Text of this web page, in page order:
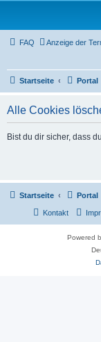
FAQ Anzeige der
Startseite Portal
Alle Cookies
Bist du dir sicher, dass
Startseite Portal
Kontakt
Powered